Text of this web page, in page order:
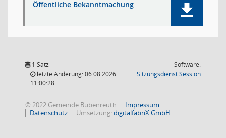
Öffentliche Bekanntmachung
1 Satz
letzte Änderung: 06.08.2026
11:00:28
Software:
SitzungsdienstSession(Wird in
© 2022 Gemeinde Bubenreuth
Impressum
Datenschutz
Umsetzung:digitalfabriX GmbH